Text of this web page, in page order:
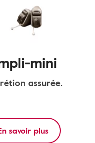
mini
assurée.
savoir plus